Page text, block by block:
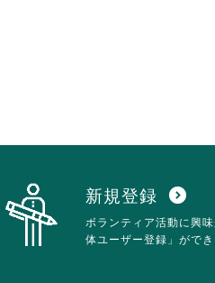
新規登録 expand_circle_down
ボランティア活動に興
体ユーザー登録」ができ